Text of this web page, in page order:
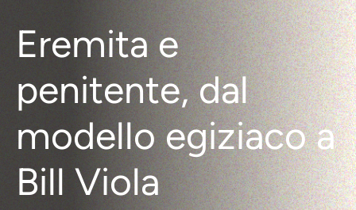
Eremita e
penitente, dal
modello egiziaco a
Bill Viola